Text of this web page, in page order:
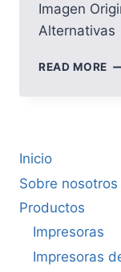
Imagen
Alternativas
READ MORE
Inicio
Sobre nosotros
Productos
Impresoras
Impresoras